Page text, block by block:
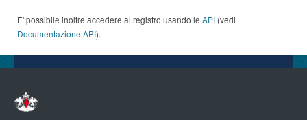
E' possibile inoltre accedere al registro usando le API (vedi
Documentazione API).